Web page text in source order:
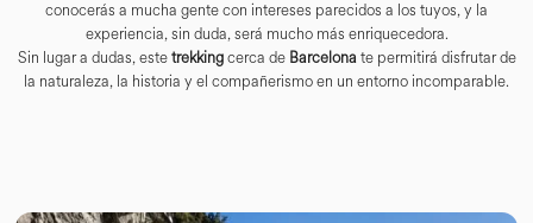
conocerás a mucha gente con intereses parecidos a los tuyos, y la
experiencia, sin duda, será mucho más enriquecedora.
Sin lugar a dudas, estetrekkingcerca de Barcelonate permitirá disfrutar de
la naturaleza, la historia y el compañerismo en un entorno incomparable.